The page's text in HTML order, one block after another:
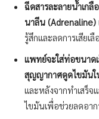
ฉีดสารละลายน้ำเกลื
นาลีน (Adrenaline)
รู้สึกและลดการเสียเลื
แพทย์จะใส่ท่อขนาด
สุญญากาศดูดไขมันใ
และหลังจากทำเสร็
ไขมันเพื่อช่วยลดอา